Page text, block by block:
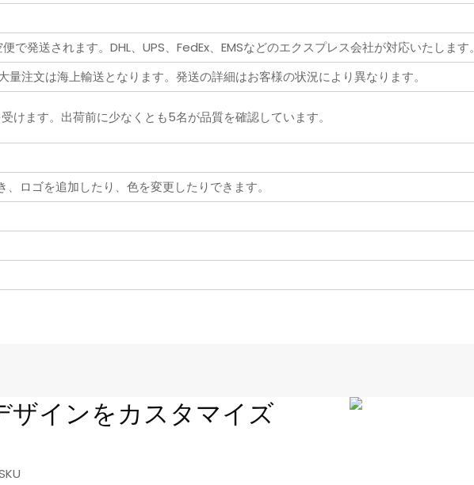
発送されます。DHL、UPS、FedEx、EMSなどのエクスプレス会社が対応いたします。
注文は海上輸送となります。発送の詳細はお客様の状況により異なります。
けます。出荷前に少なくとも5名が品質を確認しています。
ロゴを追加したり、色を変更したりできます。
ザインをカスタマイズ